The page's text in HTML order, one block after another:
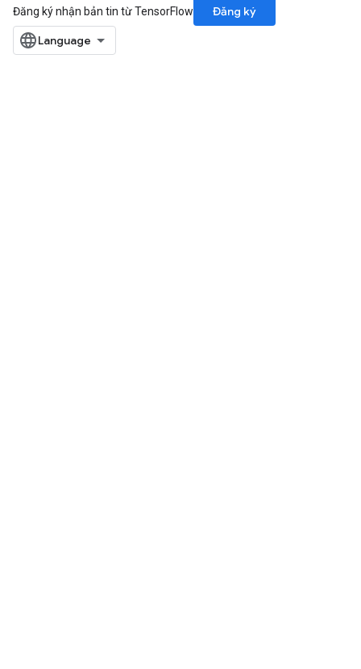
Đăng ký nhận bản tin từ TensorFlow
Đăng ký